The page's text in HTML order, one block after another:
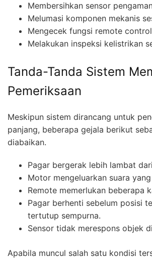
Membersihkan sensor
Melumasi komponen mekanis
Mengecek fungsi remote
Melakukan inspeksi kelistrikan
Tanda-Tanda Sistem
Pemeriksaan
Meskipun sistem dirancang untuk
panjang, beberapa gejala berikut
diabaikan.
Pagar bergerak lebih lambat
Motor mengeluarkan suara
Remote memerlukan beberapa
Pagar berhenti sebelum posisi
tertutup sempurna.
Sensor tidak merespons objek
Apabila muncul salah satu kondisi